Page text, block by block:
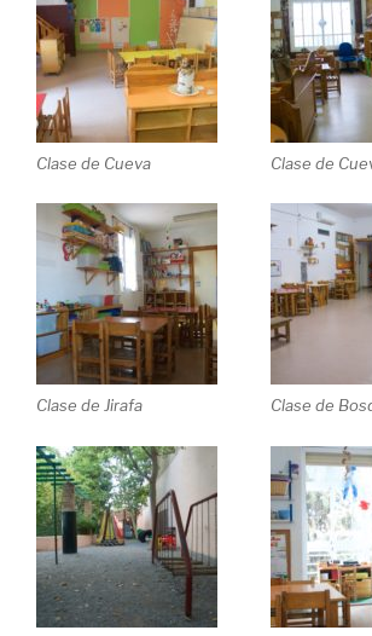
Clase de Cueva Clase de
Clase de Jirafa Clase de